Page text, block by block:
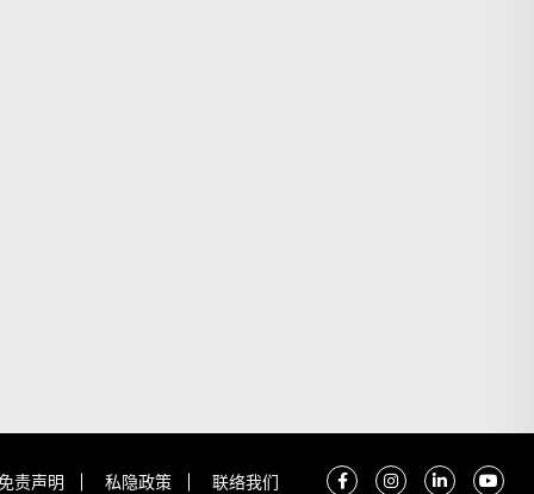
责声明 私隐政策 联络我们